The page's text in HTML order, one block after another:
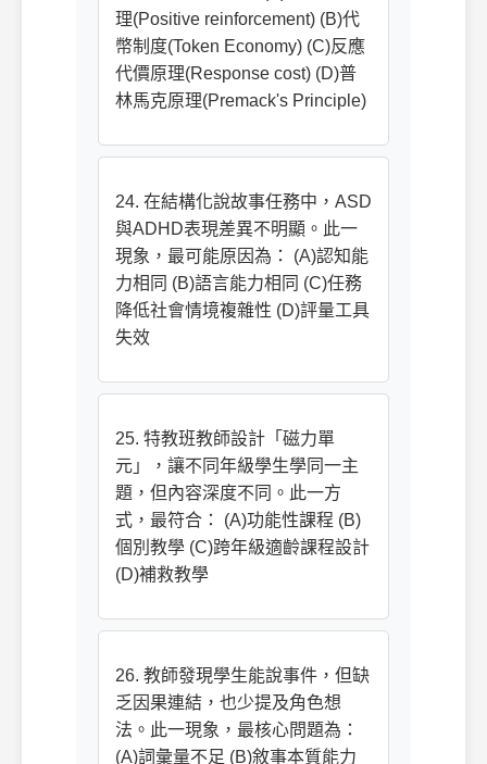
理(Positive reinforcement) (B)代
幣制度(Token Economy) (C)反應
代價原理(Response cost) (D)普
林馬克原理(Premack's Principle)
24. 在結構化說故事任務中，ASD
與ADHD表現差異不明顯。此一
現象，最可能原因為： (A)認知能
力相同 (B)語言能力相同 (C)任務
降低社會情境複雜性 (D)評量工具
失效
25. 特教班教師設計「磁力單
元」，讓不同年級學生學同一主
題，但內容深度不同。此一方
式，最符合： (A)功能性課程 (B)
個別教學 (C)跨年級適齡課程設計
(D)補救教學
26. 教師發現學生能說事件，但缺
乏因果連結，也少提及角色想
法。此一現象，最核心問題為：
(A)詞彙量不足 (B)敘事本質能力